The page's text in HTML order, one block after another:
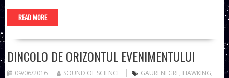
READ MORE
DINCOLO DE ORIZONTUL EVENIMENTULUI
09/06/2016 SOUND OF SCIENCE GAURI NEGRE, HAWKING,